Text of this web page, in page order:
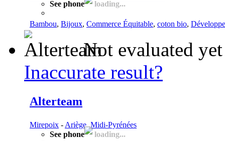
See phone
loading...
Bambou, Bijoux, Commerce Équitable, coton bio,
Not evaluated yet
Inaccurate result?
Alterteam
Mirepoix - Ariège, Midi-Pyrénées
See phone
loading...